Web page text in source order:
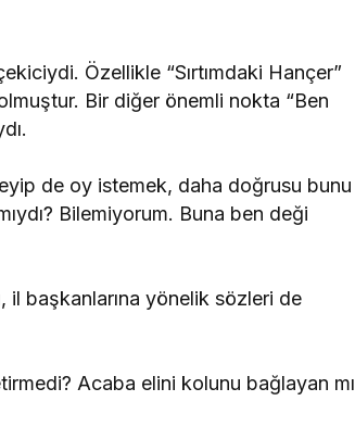
Özellikle “Sırtımdaki Hançer”
Bir diğer önemli nokta “Ben
de oy istemek, daha doğrusu bunu
Bilemiyorum. Buna ben deği
il başkanlarına yönelik sözleri de
Acaba elini kolunu bağlayan mı